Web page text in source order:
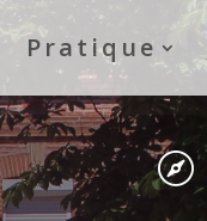
Pratique
